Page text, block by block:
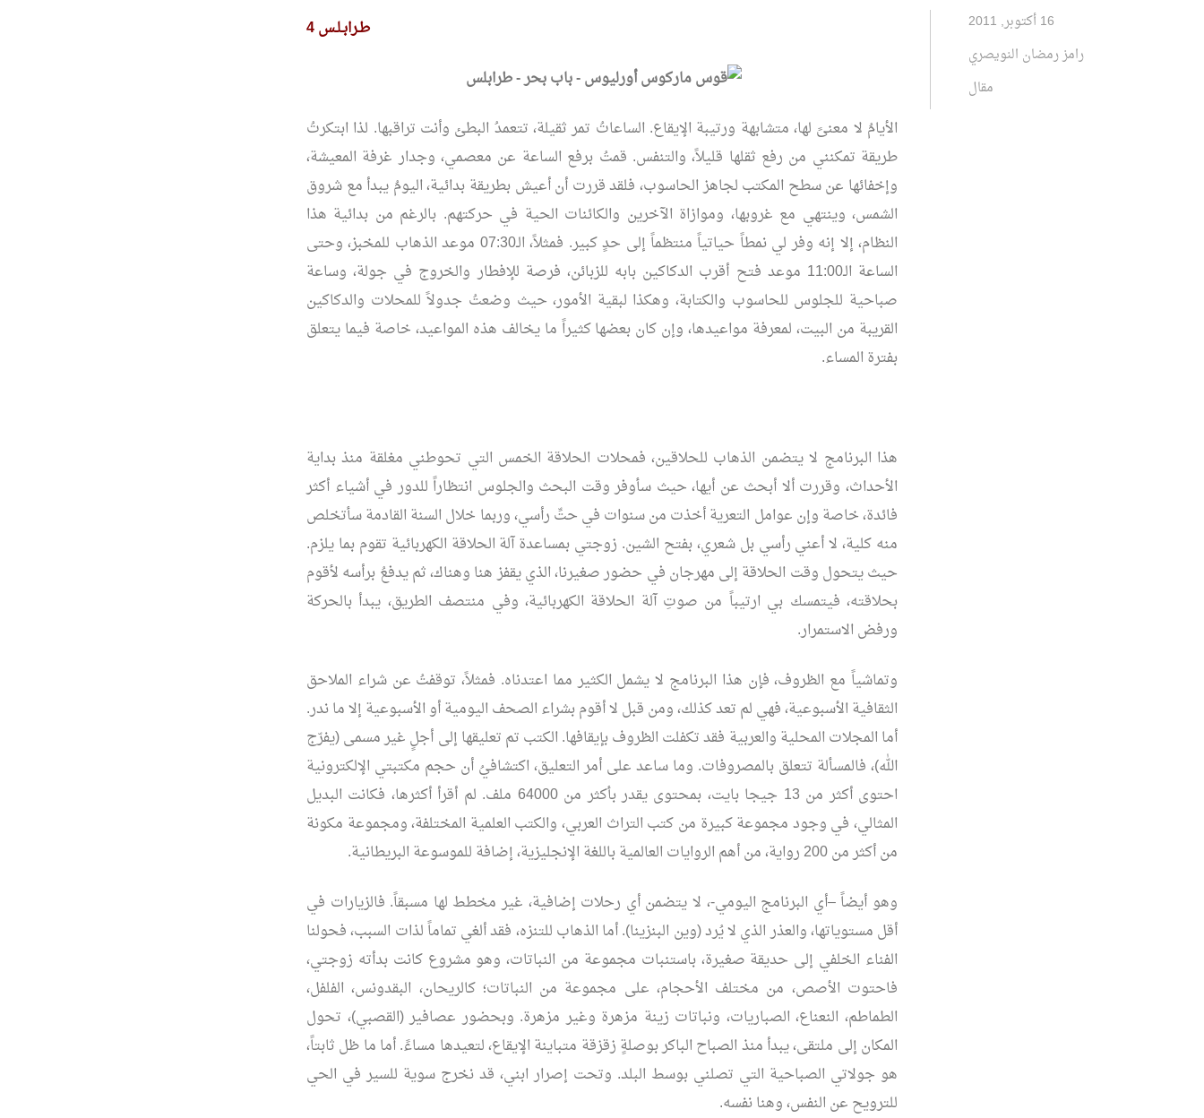
16 أكتوبر, 2011
رامز رمضان النويصري
مقال
طـرابـلـس 4
الأيامُ لا معنىً لها، متشابهة ورتيبة الإيقاع. الساعاتُ تمر ثقيلة، تتعمدُ البطئ وأنت تراقبها. لذا ابتكرتُ
طريقة تمكنني من رفع ثقلها قليلاً، والتنفس. قمتُ برفع الساعة عن معصمي، وجدار غرفة المعيشة،
وإخفائها عن سطح المكتب لجاهز الحاسوب، فلقد قررت أن أعيش بطريقة بدائية، اليومُ يبدأ مع شروق
الشمس، وينتهي مع غروبها، وموازاة الآخرين والكائنات الحية في حركتهم. بالرغم من بدائية هذا
النظام، إلا إنه وفر لي نمطاً حياتياً منتظماً إلى حدٍ كبير. فمثلاً، الـ07:30 موعد الذهاب للمخبز، وحتى
الساعة الـ11:00 موعد فتح أقرب الدكاكين بابه للزبائن، فرصة للإفطار والخروج في جولة، وساعة
صباحية للجلوس للحاسوب والكتابة، وهكذا لبقية الأمور، حيث وضعتُ جدولاً للمحلات والدكاكين
القريبة من البيت، لمعرفة مواعيدها، وإن كان بعضها كثيراً ما يخالف هذه المواعيد، خاصة فيما يتعلق
بفترة المساء.
هذا البرنامج لا يتضمن الذهاب للحلاقين، فمحلات الحلاقة الخمس التي تحوطني مغلقة منذ بداية
الأحداث، وقررت ألا أبحث عن أيها، حيث سأوفر وقت البحث والجلوس انتظاراً للدور في أشياء أكثر
فائدة، خاصة وإن عوامل التعرية أخذت من سنوات في حتِّ رأسي، وربما خلال السنة القادمة سأتخلص
منه كلية، لا أعني رأسي بل شعري، بفتح الشين. زوجتي بمساعدة آلة الحلاقة الكهربائية تقوم بما يلزم.
حيث يتحول وقت الحلاقة إلى مهرجان في حضور صغيرنا، الذي يقفز هنا وهناك، ثم يدفعُ برأسه لأقوم
بحلاقته، فيتمسك بي ارتيباً من صوتِ آلة الحلاقة الكهربائية، وفي منتصف الطريق، يبدأ بالحركة
ورفض الاستمرار.
وتماشياً مع الظروف، فإن هذا البرنامج لا يشمل الكثير مما اعتدناه. فمثلاً، توقفتُ عن شراء الملاحق
الثقافية الأسبوعية، فهي لم تعد كذلك، ومن قبل لا أقوم بشراء الصحف اليومية أو الأسبوعية إلا ما ندر.
أما المجلات المحلية والعربية فقد تكفلت الظروف بإيقافها. الكتب تم تعليقها إلى أجلٍ غير مسمى (يفرّج
الله)، فالمسألة تتعلق بالمصروفات. وما ساعد على أمر التعليق، اكتشافيُ أن حجم مكتبتي الإلكترونية
احتوى أكثر من 13 جيجا بايت، بمحتوى يقدر بأكثر من 64000 ملف. لم أقرأ أكثرها، فكانت البديل
المثالي، في وجود مجموعة كبيرة من كتب التراث العربي، والكتب العلمية المختلفة، ومجموعة مكونة
من أكثر من 200 رواية، من أهم الروايات العالمية باللغة الإنجليزية، إضافة للموسوعة البريطانية.
وهو أيضاً –أي البرنامج اليومي-، لا يتضمن أي رحلات إضافية، غير مخطط لها مسبقاً. فالزيارات في
أقل مستوياتها، والعذر الذي لا يُرد (وين البنزينا). أما الذهاب للتنزه، فقد ألغي تماماً لذات السبب، فحولنا
الفناء الخلفي إلى حديقة صغيرة، باستنبات مجموعة من النباتات، وهو مشروع كانت بدأته زوجتي،
فاحتوت الأصص، من مختلف الأحجام، على مجموعة من النباتات؛ كالريحان، البقدونس، الفلفل،
الطماطم، النعناع، الصباريات، ونباتات زينة مزهرة وغير مزهرة. وبحضور عصافير (القصبي)، تحول
المكان إلى ملتقى، يبدأ منذ الصباح الباكر بوصلةٍ زقزقة متباينة الإيقاع، لتعيدها مساءً. أما ما ظل ثابتاً،
هو جولاتي الصباحية التي تصلني بوسط البلد. وتحت إصرار ابني، قد نخرج سوية للسير في الحي
للترويح عن النفس، وهنا نفسه.